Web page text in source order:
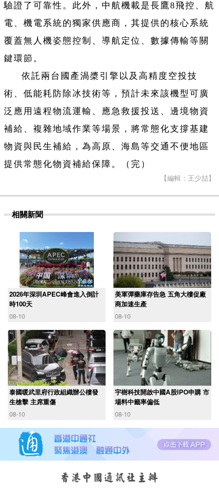
驗證了可靠性。此外，中航機載是長鷹8飛控、航
電、機電系統的獨家供應商，其提供的核心系統
覆蓋無人機姿態控制、導航定位、數據傳輸等關
鍵環節。
依託兩台國產渦槳引擎以及高精度空投技
術、低能耗防除冰技術等，預計未來該機型可廣
泛應用遠程物流運輸、應急救援投送、邊境物資
補給、複雜地域作業等場景，將常態化支撐基建
物資與民生補給，為高原、海島等交通不便地區
提供常態化物資補給保障。（完）
【編輯：王少喆】
相關新聞
2026年深圳APEC峰會進入倒計
時100天
08-10
美軍彈藥庫存告急 五角大樓促廠
商加速生產
08-10
泰國暖武里府行政組織辦公樓發
生槍擊 主席重傷
08-10
宇樹科技開啟中國A股IPO申購 市
場料中籤率偏低
08-10